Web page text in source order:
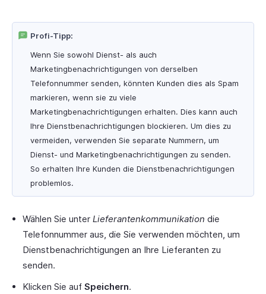
Profi-Tipp:
Wenn Sie sowohl Dienst- als auch
Marketingbenachrichtigungen von derselben
Telefonnummer senden, könnten Kunden dies als Spam
markieren, wenn sie zu viele
Marketingbenachrichtigungen erhalten. Dies kann auch
Ihre Dienstbenachrichtigungen blockieren. Um dies zu
vermeiden, verwenden Sie separate Nummern, um
Dienst- und Marketingbenachrichtigungen zu senden.
So erhalten Ihre Kunden die Dienstbenachrichtigungen
problemlos.
Wählen Sie unter Lieferantenkommunikation die
Telefonnummer aus, die Sie verwenden möchten, um
Dienstbenachrichtigungen an Ihre Lieferanten zu
senden.
Klicken Sie auf Speichern.